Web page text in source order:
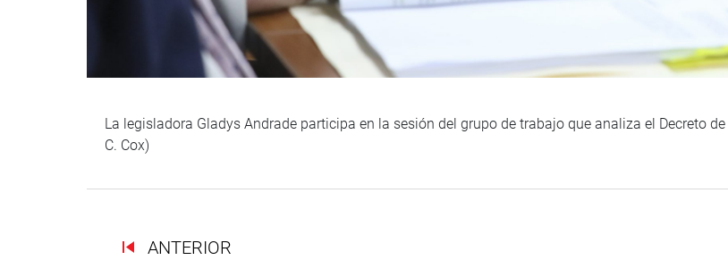
La legisladora Gladys Andrade participa en la sesión del grupo de trabajo que analiza el Decreto
C. Cox)
ANTERIOR